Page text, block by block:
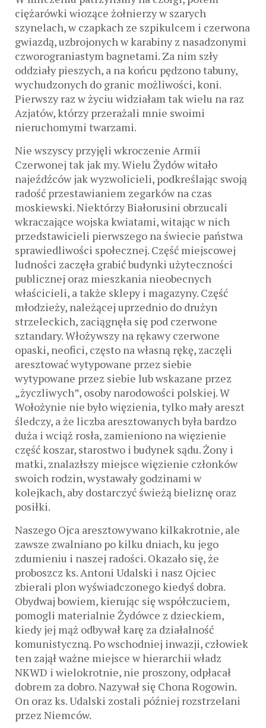
ciężarówki wiozące żołnierzy w szarych
szynelach, w czapkach ze szpikulcem i czerwona
gwiazdą, uzbrojonych w karabiny z nasadzonymi
czworograniastym bagnetami. Za nim szły
oddziały pieszych, a na końcu pędzono tabuny,
wychudzonych do granic możliwości, koni.
Pierwszy raz w życiu widziałam tak wielu na raz
Azjatów, którzy przerażali mnie swoimi
nieruchomymi twarzami.
Nie wszyscy przyjęli wkroczenie Armii
Czerwonej tak jak my. Wielu Żydów witało
najeźdźców jak wyzwolicieli, podkreślając swoją
radość przestawianiem zegarków na czas
moskiewski. Niektórzy Białorusini obrzucali
wkraczające wojska kwiatami, witając w nich
przedstawicieli pierwszego na świecie państwa
sprawiedliwości społecznej. Część miejscowej
ludności zaczęła grabić budynki użyteczności
publicznej oraz mieszkania nieobecnych
właścicieli, a także sklepy i magazyny. Część
młodzieży, należącej uprzednio do drużyn
strzeleckich, zaciągnęła się pod czerwone
sztandary. Włożywszy na rękawy czerwone
opaski, neofici, często na własną rękę, zaczęli
aresztować wytypowane przez siebie
wytypowane przez siebie lub wskazane przez
„życzliwych”, osoby narodowości polskiej. W
Wołożynie nie było więzienia, tylko mały areszt
śledczy, a że liczba aresztowanych była bardzo
duża i wciąż rosła, zamieniono na więzienie
część koszar, starostwo i budynek sądu. Żony i
matki, znalazłszy miejsce więzienie członków
swoich rodzin, wystawały godzinami w
kolejkach, aby dostarczyć świeżą bieliznę oraz
posiłki.
Naszego Ojca aresztowywano kilkakrotnie, ale
zawsze zwalniano po kilku dniach, ku jego
zdumieniu i naszej radości. Okazało się, że
proboszcz ks. Antoni Udalski i nasz Ojciec
zbierali plon wyświadczonego kiedyś dobra.
Obydwaj bowiem, kierując się współczuciem,
pomogli materialnie Żydówce z dzieckiem,
kiedy jej mąż odbywał karę za działalność
komunistyczną. Po wschodniej inwazji, człowiek
ten zajął ważne miejsce w hierarchii władz
NKWD i wielokrotnie, nie proszony, odpłacał
dobrem za dobro. Nazywał się Chona Rogowin.
On oraz ks. Udalski zostali później rozstrzelani
przez Niemców.